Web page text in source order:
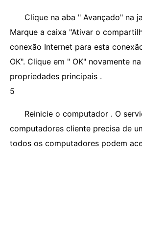
Clique na aba " Avançado" na
Marque a caixa "Ativar o
conexão Internet para esta
OK". Clique em " OK" novamente
propriedades principais .
5
Reinicie o computador . O
computadores cliente precisa de
todos os computadores podem